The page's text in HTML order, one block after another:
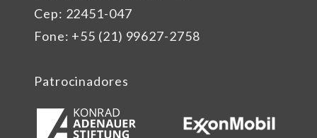
Cep: 22451-047
Fone: +55 (21) 99627-2758
Patrocinadores